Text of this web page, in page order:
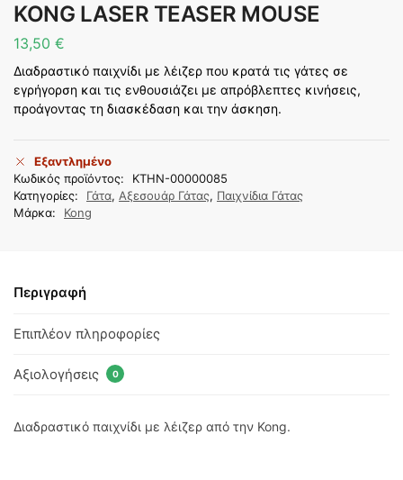
KONG LASER TEASER MOUSE
13,50 €
Διαδραστικό παιχνίδι με λέιζερ που κρατά τις γάτες σε
εγρήγορση και τις ενθουσιάζει με απρόβλεπτες κινήσεις,
προάγοντας τη διασκέδαση και την άσκηση.
Εξαντλημένο
Κωδικός προϊόντος:
KTHN-00000085
Κατηγορίες:
Γάτα, Αξεσουάρ Γάτας, Παιχνίδια Γάτας
Μάρκα:
Kong
Περιγραφή
Επιπλέον πληροφορίες
Αξιολογήσεις 0
Διαδραστικό παιχνίδι με λέιζερ από την Kong.